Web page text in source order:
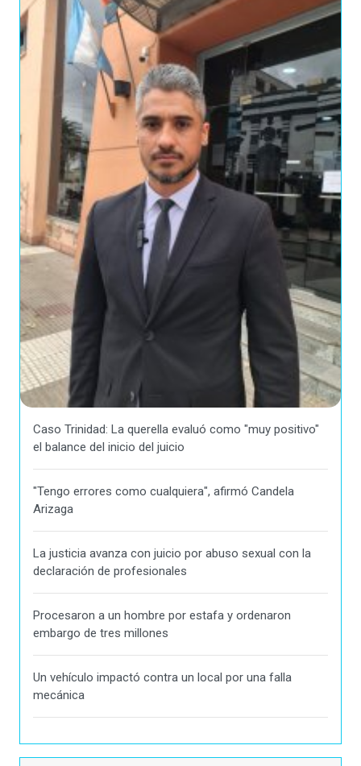
Caso Trinidad: La querella evaluó como "muy positivo"
el balance del inicio del juicio
"Tengo errores como cualquiera", afirmó Candela
Arizaga
La justicia avanza con juicio por abuso sexual con la
declaración de profesionales
Procesaron a un hombre por estafa y ordenaron
embargo de tres millones
Un vehículo impactó contra un local por una falla
mecánica